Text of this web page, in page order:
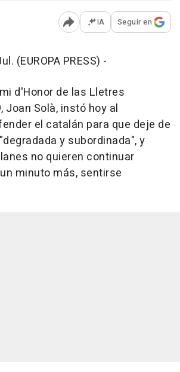
Abrir opciones para
IA Seguir en
(EUROPA PRESS) -
d'Honor de las Lletres
Joan Solà, instó hoy al
el catalán para que deje de
y subordinada", y
no quieren continuar
minuto más, sentirse